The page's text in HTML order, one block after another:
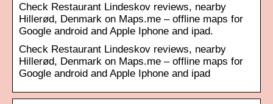
Check Restaurant Lindeskov reviews, nearby
Hillerød, Denmark on Maps.me – offline maps for
Google android and Apple Iphone and ipad.
Check Restaurant Lindeskov reviews, nearby
Hillerød, Denmark on Maps.me – offline maps for
Google android and Apple Iphone and ipad